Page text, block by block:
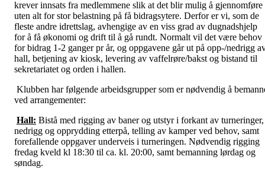
krever innsats fra medlemmene slik at det blir mulig å gjennomføre
uten alt for stor belastning på få bidragsytere. Derfor er vi, som de
fleste andre idrettslag, avhengige av en viss grad av dugnadshjelp
for å få økonomi og drift til å gå rundt. Normalt vil det være behov
for bidrag 1-2 ganger pr år, og oppgavene går ut på opp-/nedrigg
hall, betjening av kiosk, levering av vaffelrøre/bakst og bistand til
sekretariatet og orden i hallen.
Klubben har følgende arbeidsgrupper som er nødvendig å
ved arrangementer:
Hall: Bistå med rigging av baner og utstyr i forkant av turneringer,
nedrigg og opprydding etterpå, telling av kamper ved behov, samt
forefallende oppgaver underveis i turneringen. Nødvendig rigging
fredag kveld kl 18:30 til ca. kl. 20:00, samt bemanning lørdag og
søndag.